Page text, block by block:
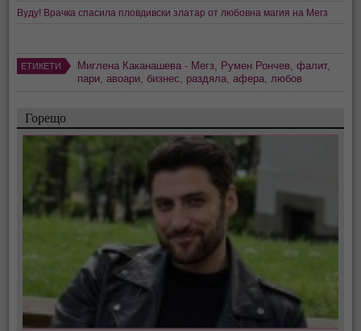
Вуду! Врачка спасила пловдивски златар от любовна магия на Мегз
ЕТИКЕТИ Миглена Каканашева - Мегз Румен Рончев ,фалит,
пари ,авоари бизнес раздяла ,афера любов
Горещо